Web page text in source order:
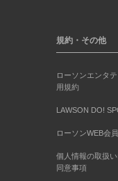
規約・その他
ローソンエンタ
用規約
LAWSON DO!
ローソンWEB会
個人情報の取扱
同意事項